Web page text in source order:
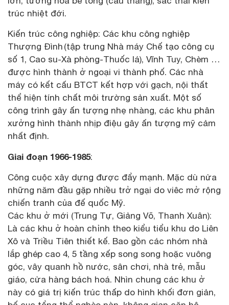
trúc nhiệt đới.
Kiến trúc công nghiệp: Các khu công nghiệp
Thượng Đình (tập trung Nhà máy Chế tạo công cụ
số 1, Cao su-Xà phòng-Thuốc lá), Vĩnh Tuy, Chèm …
được hình thành ở ngoại vi thành phố. Các nhà
máy có kết cấu BTCT kết hợp với gạch, nội thất
thể hiện tính chất môi trường sản xuất. Một số
công trình gây ấn tượng nhẹ nhàng, các khu phân
xưởng hình thành nhịp điệu gây ấn tượng mỹ cảm
nhất định.
Giai đoạn 1966-1985:
Công cuộc xây dựng được đẩy mạnh. Mặc dù nửa
những năm đầu gặp nhiều trở ngại do viêc mở rộng
chiến tranh của đế quốc Mỹ.
Các khu ở mới (Trung Tự, Giảng Võ, Thanh Xuân):
Là các khu ở hoàn chỉnh theo kiểu tiểu khu do Liên
Xô và Triều Tiên thiết kế. Bao gồn các nhóm nhà
lắp ghép cao 4, 5 tầng xếp song song hoặc vuông
góc, vây quanh hồ nước, sân chơi, nhà trẻ, mẫu
giáo, cửa hàng bách hoá. Nhìn chung các khu ở
này có giá trị kiến trúc thấp do hình khối đơn giản,